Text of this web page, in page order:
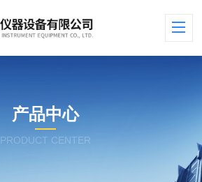
产品中心
PRODUCT CENTER